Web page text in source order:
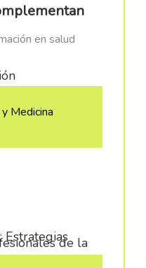
en salud
Medicina